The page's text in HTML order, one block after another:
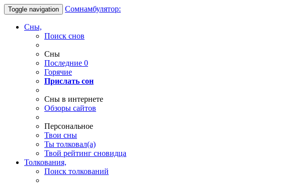
Toggle navigation Сомнамбулятор:
Сны,
Поиск снов
Сны
Последние 0
Горячие
Прислать сон
Сны в интернете
Обзоры сайтов
Персональное
Твои сны
Ты толковал(а)
Твой рейтинг сновидца
Толкования,
Поиск толкований